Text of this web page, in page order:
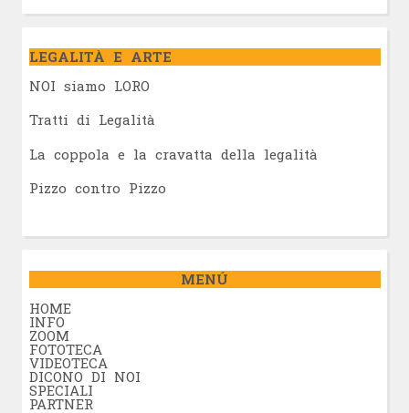
LEGALITÀ E ARTE
NOI siamo LORO
Tratti di Legalità
La coppola e la cravatta della legalità
Pizzo contro Pizzo
MENÚ
HOME
INFO
ZOOM
FOTOTECA
VIDEOTECA
DICONO DI NOI
SPECIALI
PARTNER